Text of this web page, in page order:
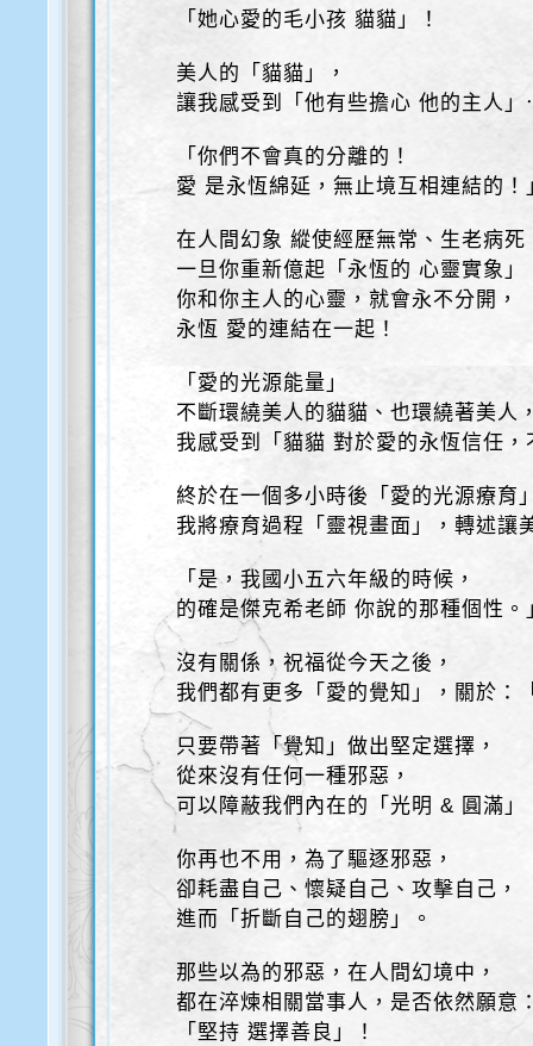
「她心愛的毛小孩 貓貓」！
美人的「貓貓」，
讓我感受到「他有些擔心 他的主人
「你們不會真的分離的！
愛 是永恆綿延，無止境互相連結的！
在人間幻象 縱使經歷無常、生老病死
一旦你重新億起「永恆的 心靈實象」
你和你主人的心靈，就會永不分開，
永恆 愛的連結在一起！
「愛的光源能量」
不斷環繞美人的貓貓、也環繞著美人
我感受到「貓貓 對於愛的永恆信任，
終於在一個多小時後「愛的光源療育
我將療育過程「靈視畫面」，轉述讓
「是，我國小五六年級的時候，
的確是傑克希老師 你說的那種個性。
沒有關係，祝福從今天之後，
我們都有更多「愛的覺知」，關於：
只要帶著「覺知」做出堅定選擇，
從來沒有任何一種邪惡，
可以障蔽我們內在的「光明 & 圓滿」
你再也不用，為了驅逐邪惡，
卻耗盡自己、懷疑自己、攻擊自己，
進而「折斷自己的翅膀」。
那些以為的邪惡，在人間幻境中，
都在淬煉相關當事人，是否依然願意
「堅持 選擇善良」！